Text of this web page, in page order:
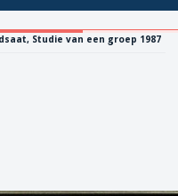
Studie van een groep 1987